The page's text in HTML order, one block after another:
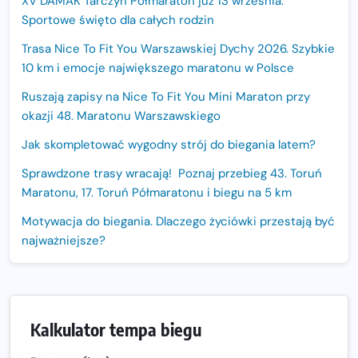
Sportowe święto dla całych rodzin
Trasa Nice To Fit You Warszawskiej Dychy 2026. Szybkie
10 km i emocje największego maratonu w Polsce
Ruszają zapisy na Nice To Fit You Mini Maraton przy
okazji 48. Maratonu Warszawskiego
Jak skompletować wygodny strój do biegania latem?
Sprawdzone trasy wracają! Poznaj przebieg 43. Toruń
Maratonu, 17. Toruń Półmaratonu i biegu na 5 km
Motywacja do biegania. Dlaczego życiówki przestają być
najważniejsze?
Sprawdzony przebieg i profil stworzony do szybkiego
Kalkulator tempa biegu